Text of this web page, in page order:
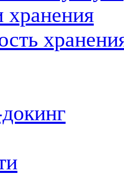
хранения